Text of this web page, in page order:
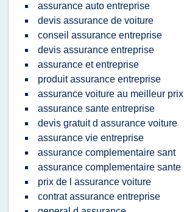
assurance auto entreprise
devis assurance de voiture
conseil assurance entreprise
devis assurance entreprise
assurance et entreprise
produit assurance entreprise
assurance voiture au meilleur prix
assurance sante entreprise
devis gratuit d assurance voiture
assurance vie entreprise
assurance complementaire sant
assurance complementaire sante
prix de l assurance voiture
contrat assurance entreprise